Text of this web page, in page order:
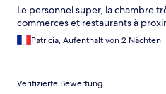
Le personnel super, la chambre
commerces et restaurants à
Patricia, Aufenthalt von 2 Nächten
Verifizierte Bewertung